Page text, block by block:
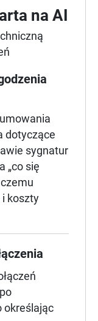
na AI
dotyczące
sygnatur
„co się
czemu
i koszty
określając